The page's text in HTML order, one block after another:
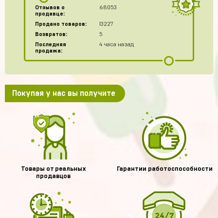
Отзывов о
продавце:
68053
Продано товаров:
13227
Возвратов:
5
Последняя
продажа:
4 часа назад
Покупая у нас вы получите
Товары от реальных
продавцов
Гарантии работоспособности